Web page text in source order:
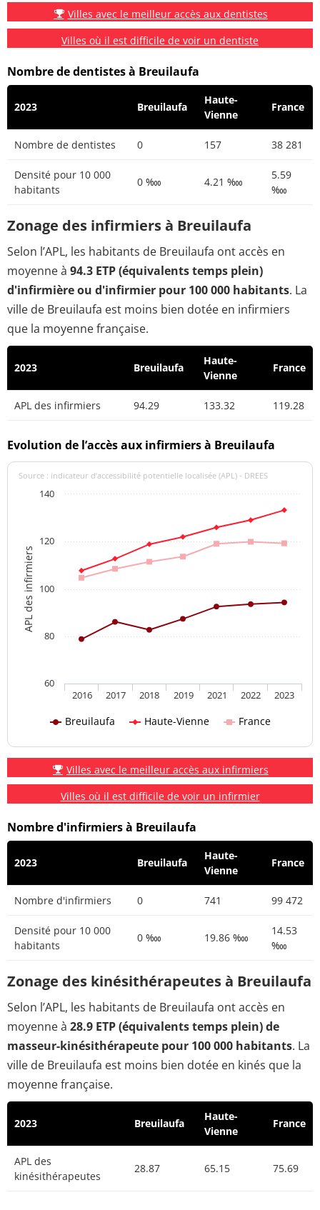
Villes avec le meilleur accès aux dentistes
Villes où il est difficile de voir un dentiste
Nombre de dentistes à Breuilaufa
2023 Breuilaufa
Haute-
Vienne
France
Nombre de dentistes 0 157 38 281
Densité pour 10 000
habitants
0 ‱ 4.21 ‱
5.59
‱
Zonage des infirmiers à Breuilaufa
Selon l’APL, les habitants de Breuilaufa ont accès en
moyenne à 94.3 ETP (équivalents temps plein)
d'infirmière ou d'infirmier pour 100 000 habitants. La
ville de Breuilaufa est moins bien dotée en infirmiers
que la moyenne française.
2023 Breuilaufa
Haute-
Vienne
France
APL des infirmiers 94.29 133.32 119.28
Evolution de l’accès aux infirmiers à Breuilaufa
APL des infirmiers
Source : indicateur d’accessibilité potentielle localisée (APL) - DREES
Breuilaufa Haute-Vienne France
2016 2017 2018 2019 2021 2022 2023
60
80
100
120
140
Villes avec le meilleur accès aux infirmiers
Villes où il est difficile de voir un infirmier
Nombre d'infirmiers à Breuilaufa
2023 Breuilaufa
Haute-
Vienne
France
Nombre d'infirmiers 0 741 99 472
Densité pour 10 000
habitants
0 ‱ 19.86 ‱
14.53
‱
Zonage des kinésithérapeutes à Breuilaufa
Selon l’APL, les habitants de Breuilaufa ont accès en
moyenne à 28.9 ETP (équivalents temps plein) de
masseur-kinésithérapeute pour 100 000 habitants. La
ville de Breuilaufa est moins bien dotée en kinés que la
moyenne française.
2023 Breuilaufa
Haute-
Vienne
France
APL des
kinésithérapeutes
28.87 65.15 75.69